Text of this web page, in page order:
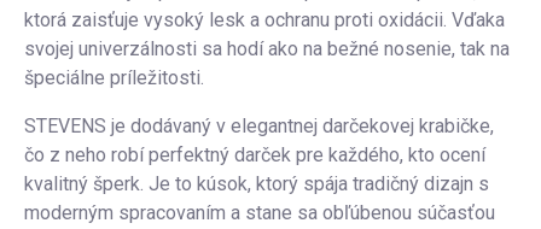
ktorá zaisťuje vysoký lesk a ochranu proti oxidácii. Vďaka
svojej univerzálnosti sa hodí ako na bežné nosenie, tak na
špeciálne príležitosti.
STEVENS je dodávaný v elegantnej darčekovej krabičke,
čo z neho robí perfektný darček pre každého, kto ocení
kvalitný šperk. Je to kúsok, ktorý spája tradičný dizajn s
moderným spracovaním a stane sa obľúbenou súčasťou